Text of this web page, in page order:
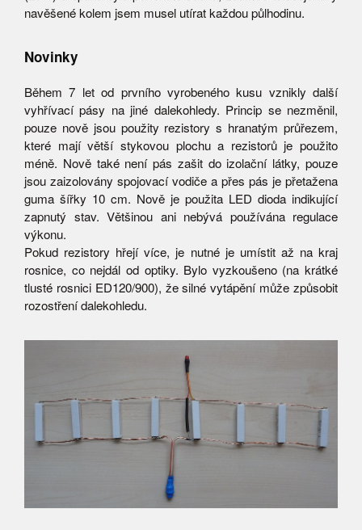
navěšené kolem jsem musel utírat každou půlhodinu.
Novinky
Během 7 let od prvního vyrobeného kusu vznikly další
vyhřívací pásy na jiné dalekohledy. Princip se nezměnil,
pouze nově jsou použity rezistory s hranatým průřezem,
které mají větší stykovou plochu a rezistorů je použito
méně. Nově také není pás zašit do izolační látky, pouze
jsou zaizolovány spojovací vodiče a přes pás je přetažena
guma šířky 10 cm. Nově je použita LED dioda indikující
zapnutý stav. Většinou ani nebývá používána regulace
výkonu.
Pokud rezistory hřejí více, je nutné je umístit až na kraj
rosnice, co nejdál od optiky. Bylo vyzkoušeno (na krátké
tlusté rosnici ED120/900), že silné vytápění může způsobit
rozostření dalekohledu.